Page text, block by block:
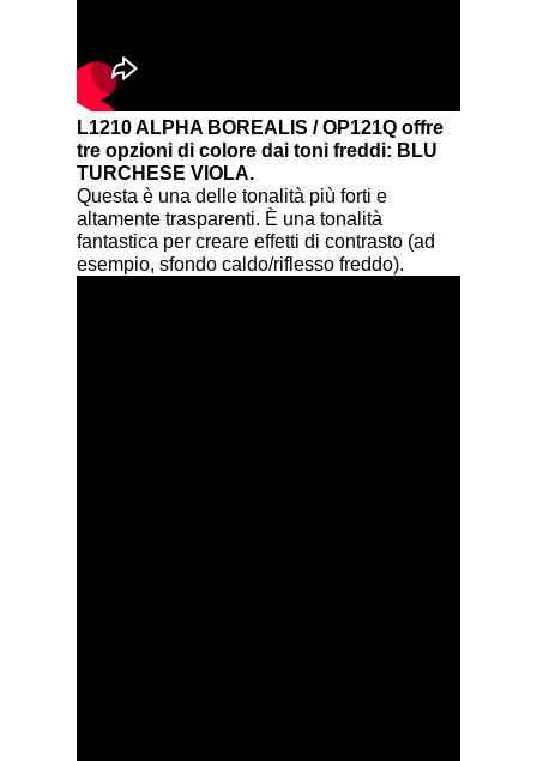
L1210 ALPHA BOREALIS / OP121Q offre
tre opzioni di colore dai toni freddi: BLU
TURCHESE VIOLA.
Questa è una delle tonalità più forti e
altamente trasparenti. È una tonalità
fantastica per creare effetti di contrasto (ad
esempio, sfondo caldo/riflesso freddo).